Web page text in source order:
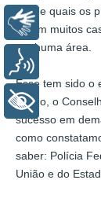
define quais os
e, e m muitos
nenhuma área.
Esse tem sido o
sendo, o
sucesso em
como
saber: Polícia
União e do
Libras
+